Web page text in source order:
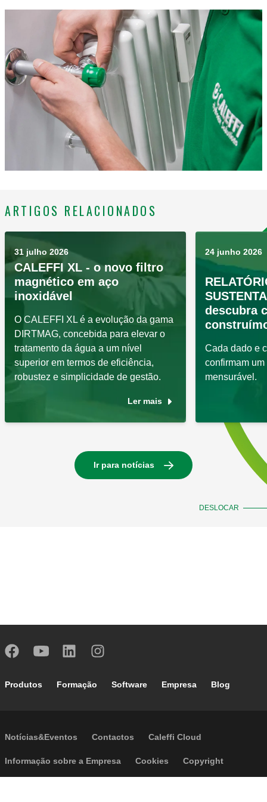
ARTIGOS RELACIONADOS
31 julho 2026
CALEFFI XL - o novo filtro
magnético em aço
inoxidável
O CALEFFI XL é a evolução da gama
DIRTMAG, concebida para elevar o
tratamento da água a um nível
superior em termos de eficiência,
robustez e simplicidade de gestão.
Ler mais
24 junho 2026
descubra
Cada dado e
confirmam
mensurável.
DESLOCAR
Ir para notícias
Footer main navigation
Produtos Formação Software Empresa Blog
Footer secondary navigation
Notícias&Eventos Contactos Caleffi Cloud
Footer menu
Informação sobre a Empresa Cookies Copyright